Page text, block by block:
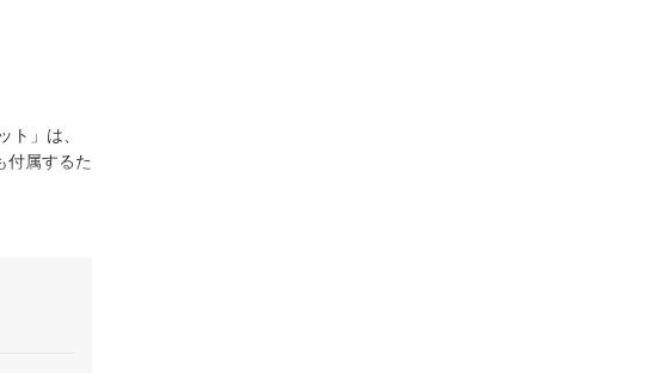
」は、
付属するた
トリル